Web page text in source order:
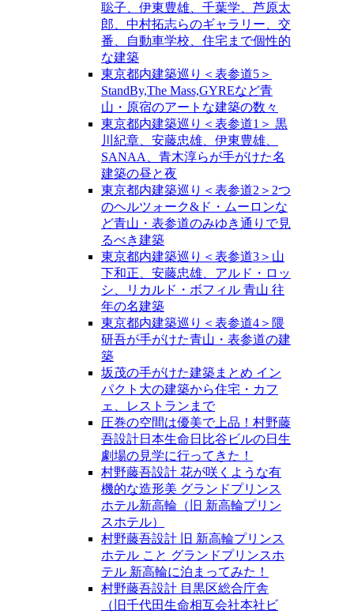
聡子、伊東豊雄、千葉学、芦原太
郎、中村拓志らのギャラリー、交
番、自動車学校、住宅まで個性的
な建築
東京都内建築巡り＜表参道5＞
StandBy,The Mass,GYREなど青
山・原宿のアートな建築の数々
東京都内建築巡り＜表参道1＞ 黒
川紀章、安藤忠雄、伊東豊雄、
SANAA、青木淳らが手がけた名
建築の昼と夜
東京都内建築巡り＜表参道2＞2つ
のヘルツォーク&ド・ムーロンな
ど青山・表参道のみゆき通りで見
るべき建築
東京都内建築巡り＜表参道3＞山
下和正、安藤忠雄、アルド・ロッ
シ、リカルド・ボフィル 青山 往
年の名建築
東京都内建築巡り＜表参道4＞隈
研吾が手がけた青山・表参道の建
築
坂茂の手がけた建築まとめ イン
パクト大の建築から住宅・カフ
ェ、レストランまで
圧巻の空間は優美で上品！村野藤
吾設計日本生命日比谷ビルの日生
劇場の見学に行ってきた！
村野藤吾設計 花が咲くような有
機的な造形美 グランドプリンス
ホテル新高輪（旧 新高輪プリン
スホテル）
村野藤吾設計 旧 新高輪プリンス
ホテル こと グランドプリンスホ
テル 新高輪に泊まってみた！
村野藤吾設計 目黒区総合庁舎
（旧千代田生命相互会社本社ビ